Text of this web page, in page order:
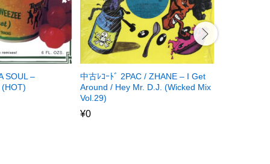
SOUL –
中古ﾚｺｰﾄﾞ 2PAC / ZHANE – I Get
Around / Hey Mr. D.J. (Wicked Mix
Vol.29)
¥0